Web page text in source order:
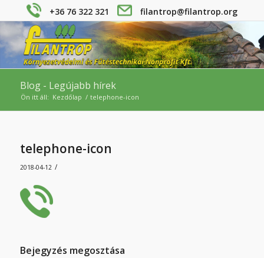
+36 76 322 321 filantrop@filantrop.org
Blog - Legújabb hírek
Ön itt áll: Kezdőlap / telephone-icon
telephone-icon
2018-04-12 /
Bejegyzés megosztása